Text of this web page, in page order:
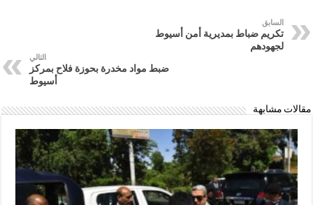
السابق
تكريم ضباط بمديرية أمن أسيوط
لجهودهم
التالي
ضبط مواد مخدرة بحوزة فلاح بمركز
أسيوط
مقالات مشابهة